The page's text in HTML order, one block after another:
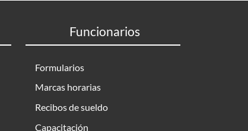
Funcionarios
Formularios
Marcas horarias
Recibos de sueldo
Capacitación